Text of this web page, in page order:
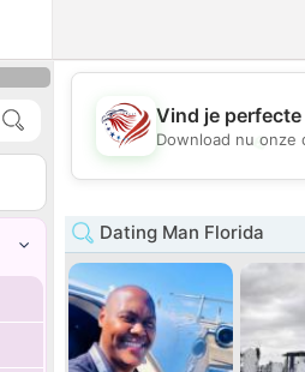
Vind je
Download nu onze
Dating Man Florida